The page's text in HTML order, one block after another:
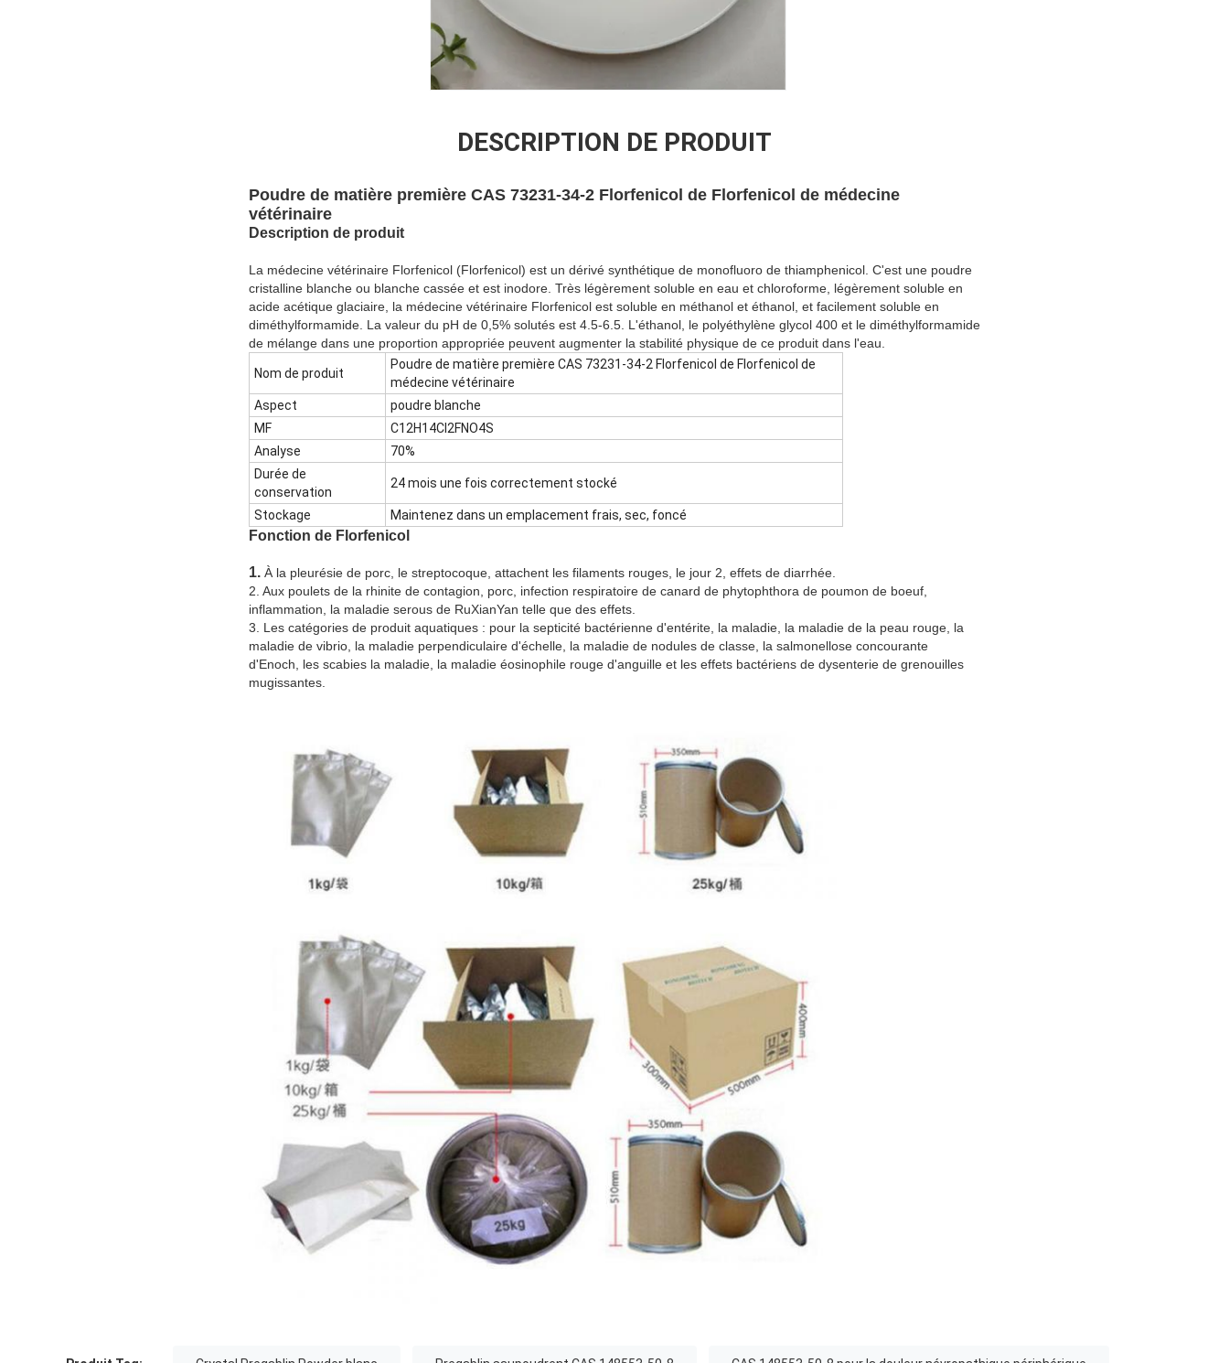
DESCRIPTION DE PRODUIT
Poudre de matière première CAS 73231-34-2 Florfenicol de Florfenicol de médecine
vétérinaire
Description de produit
La médecine vétérinaire Florfenicol (Florfenicol) est un dérivé synthétique de monofluoro de thiamphenicol. C'est une poudre
cristalline blanche ou blanche cassée et est inodore. Très légèrement soluble en eau et chloroforme, légèrement soluble en
acide acétique glaciaire, la médecine vétérinaire Florfenicol est soluble en méthanol et éthanol, et facilement soluble en
diméthylformamide. La valeur du pH de 0,5% solutés est 4.5-6.5. L'éthanol, le polyéthylène glycol 400 et le diméthylformamide
de mélange dans une proportion appropriée peuvent augmenter la stabilité physique de ce produit dans l'eau.
Nom de produit
Poudre de matière première CAS 73231-34-2 Florfenicol de Florfenicol de
médecine vétérinaire
Aspect
poudre blanche
MF
C12H14Cl2FNO4S
Analyse
70%
Durée de
conservation
24 mois une fois correctement stocké
Stockage Maintenez dans un emplacement frais, sec, foncé
Fonction de Florfenicol
1. À la pleurésie de porc, le streptocoque, attachent les filaments rouges, le jour 2, effets de diarrhée.
2. Aux poulets de la rhinite de contagion, porc, infection respiratoire de canard de phytophthora de poumon de boeuf,
inflammation, la maladie serous de RuXianYan telle que des effets.
3. Les catégories de produit aquatiques : pour la septicité bactérienne d'entérite, la maladie, la maladie de la peau rouge, la
maladie de vibrio, la maladie perpendiculaire d'échelle, la maladie de nodules de classe, la salmonellose concourante
d'Enoch, les scabies la maladie, la maladie éosinophile rouge d'anguille et les effets bactériens de dysenterie de grenouilles
mugissantes.